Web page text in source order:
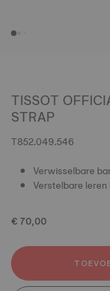
TISSOT
STRAP
T852.049.546
Verwisselbare
Verstelbare
€ 70,00